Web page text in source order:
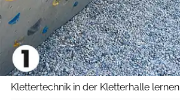
Klettertechnik in der Kletterhalle lernen